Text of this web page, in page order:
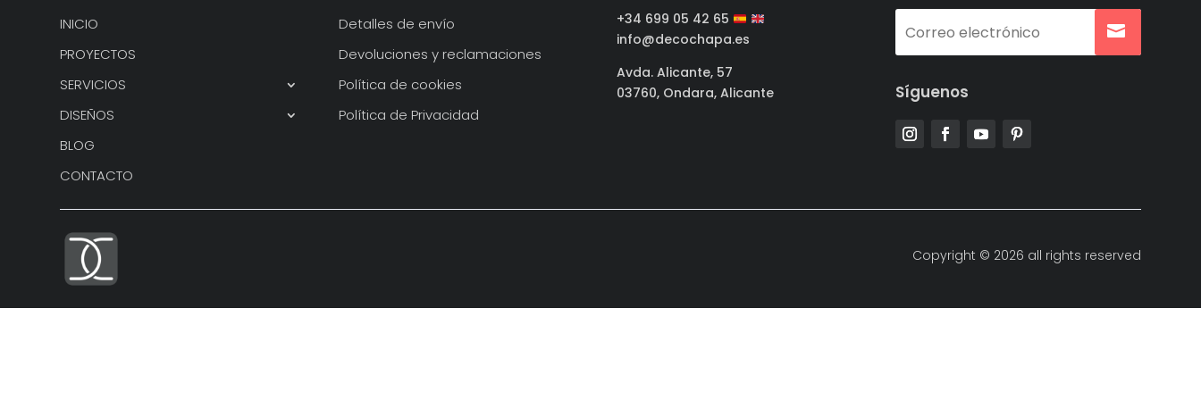
INICIO
PROYECTOS
SERVICIOS
DISEÑOS
BLOG
CONTACTO
Detalles de envío
Devoluciones y reclamaciones
Política de cookies
Política de Privacidad
+34 699 05 42 65
info@decochapa.es
Avda. Alicante, 57
03760, Ondara, Alicante
Síguenos
Copyright © 2026 all rights reserved